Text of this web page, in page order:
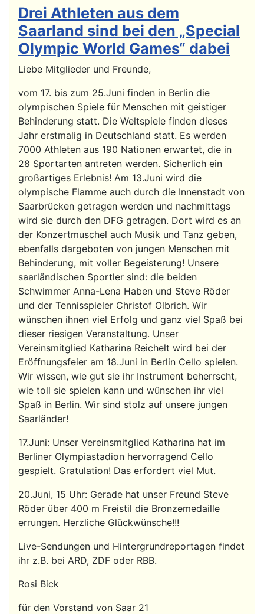
Drei Athleten aus dem
Saarland sind bei den „Special
Olympic World Games“ dabei
Liebe Mitglieder und Freunde,
vom 17. bis zum 25.Juni finden in Berlin die
olympischen Spiele für Menschen mit geistiger
Behinderung statt. Die Weltspiele finden dieses
Jahr erstmalig in Deutschland statt. Es werden
7000 Athleten aus 190 Nationen erwartet, die in
28 Sportarten antreten werden. Sicherlich ein
großartiges Erlebnis! Am 13.Juni wird die
olympische Flamme auch durch die Innenstadt von
Saarbrücken getragen werden und nachmittags
wird sie durch den DFG getragen. Dort wird es an
der Konzertmuschel auch Musik und Tanz geben,
ebenfalls dargeboten von jungen Menschen mit
Behinderung, mit voller Begeisterung! Unsere
saarländischen Sportler sind: die beiden
Schwimmer Anna-Lena Haben und Steve Röder
und der Tennisspieler Christof Olbrich. Wir
wünschen ihnen viel Erfolg und ganz viel Spaß bei
dieser riesigen Veranstaltung. Unser
Vereinsmitglied Katharina Reichelt wird bei der
Eröffnungsfeier am 18.Juni in Berlin Cello spielen.
Wir wissen, wie gut sie ihr Instrument beherrscht,
wie toll sie spielen kann und wünschen ihr viel
Spaß in Berlin. Wir sind stolz auf unsere jungen
Saarländer!
17.Juni: Unser Vereinsmitglied Katharina hat im
Berliner Olympiastadion hervorragend Cello
gespielt. Gratulation! Das erfordert viel Mut.
20.Juni, 15 Uhr: Gerade hat unser Freund Steve
Röder über 400 m Freistil die Bronzemedaille
errungen. Herzliche Glückwünsche!!!
Live-Sendungen und Hintergrundreportagen findet
ihr z.B. bei ARD, ZDF oder RBB.
Rosi Bick
für den Vorstand von Saar 21